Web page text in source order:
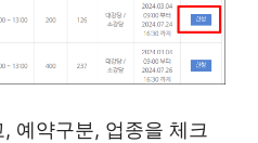
예약구분, 업종을 체크